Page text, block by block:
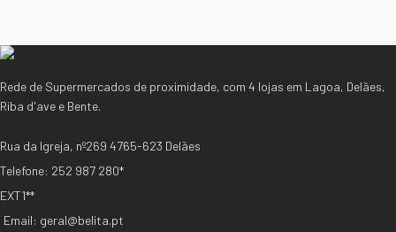
Rede de Supermercados de proximidade, com 4 lojas em Lagoa, Delães,
Riba d'ave e Bente.
Rua da Igreja, nº269 4765-623 Delães
Telefone: 252 987 280*
EXT1**
Email: geral@belita.pt